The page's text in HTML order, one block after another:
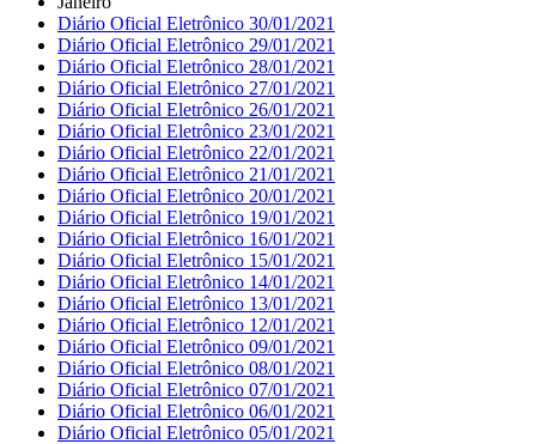
Diário Oficial Eletrônico 30/01/2021
Diário Oficial Eletrônico 29/01/2021
Diário Oficial Eletrônico 28/01/2021
Diário Oficial Eletrônico 27/01/2021
Diário Oficial Eletrônico 26/01/2021
Diário Oficial Eletrônico 23/01/2021
Diário Oficial Eletrônico 22/01/2021
Diário Oficial Eletrônico 21/01/2021
Diário Oficial Eletrônico 20/01/2021
Diário Oficial Eletrônico 19/01/2021
Diário Oficial Eletrônico 16/01/2021
Diário Oficial Eletrônico 15/01/2021
Diário Oficial Eletrônico 14/01/2021
Diário Oficial Eletrônico 13/01/2021
Diário Oficial Eletrônico 12/01/2021
Diário Oficial Eletrônico 09/01/2021
Diário Oficial Eletrônico 08/01/2021
Diário Oficial Eletrônico 07/01/2021
Diário Oficial Eletrônico 06/01/2021
Diário Oficial Eletrônico 05/01/2021